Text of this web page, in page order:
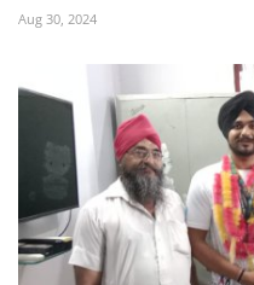
Aug 30, 2024